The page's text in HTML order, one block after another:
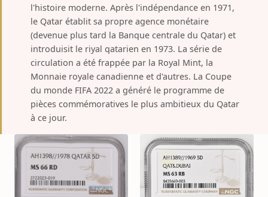
l'histoire moderne. Après l'indépendance en 1971,
le Qatar établit sa propre agence monétaire
(devenue plus tard la Banque centrale du Qatar) et
introduisit le riyal qatarien en 1973. La série de
circulation a été frappée par la Royal Mint, la
Monnaie royale canadienne et d'autres. La Coupe
du monde FIFA 2022 a généré le programme de
pièces commémoratives le plus ambitieux du Qatar
à ce jour.